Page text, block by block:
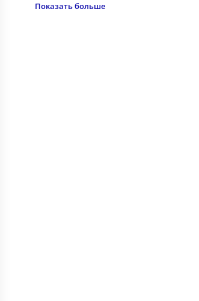
Показать больше